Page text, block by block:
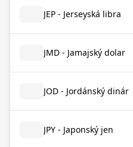
JEP - Jerseyská libra
JMD - Jamajský dolar
JOD - Jordánský dinár
JPY - Japonský jen